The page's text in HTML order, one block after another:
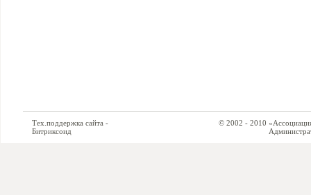
Тех.поддержка сайта -
Битриксоид
© 2002 - 2010 «Ассоциация